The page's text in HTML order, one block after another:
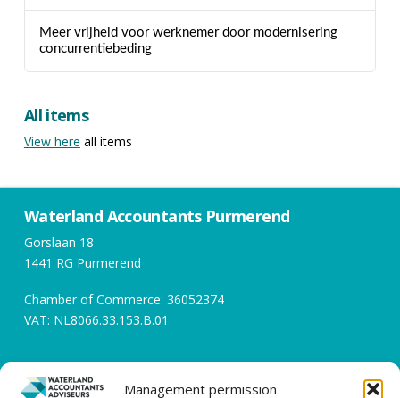
Management permission
Meer vrijheid voor werknemer door modernisering
concurrentiebeding
All items
View here all items
Waterland Accountants Purmerend
Gorslaan 18
1441 RG Purmerend
Chamber of Commerce: 36052374
VAT: NL8066.33.153.B.01
Opening hours